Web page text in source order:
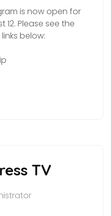
is now open for
Please see the
below:
TV